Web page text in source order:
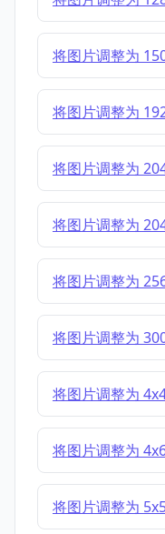
将图片调整为
将图片调整为
将图片调整为
将图片调整为
将图片调整为
将图片调整为
将图片调整为
将图片调整为
将图片调整为